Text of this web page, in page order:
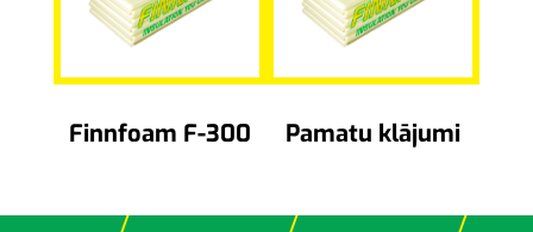
Finnfoam F-300 Pamatu klājumi